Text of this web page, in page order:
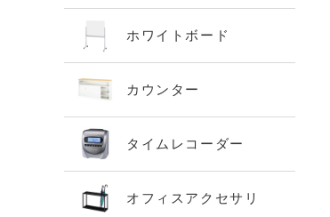
ホワイトボード
カウンター
タイムレコーダー
オフィスアクセサリ